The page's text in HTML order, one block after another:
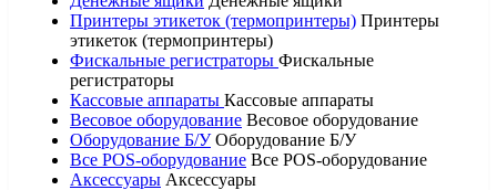
Принтеры этикеток (термопринтеры) Принтеры
этикеток (термопринтеры)
Фискальные регистраторы Фискальные
регистраторы
Кассовые аппараты Кассовые аппараты
Весовое оборудование Весовое оборудование
Оборудование Б/У Оборудование Б/У
Все POS-оборудование Все POS-оборудование
Аксессуары Аксессуары